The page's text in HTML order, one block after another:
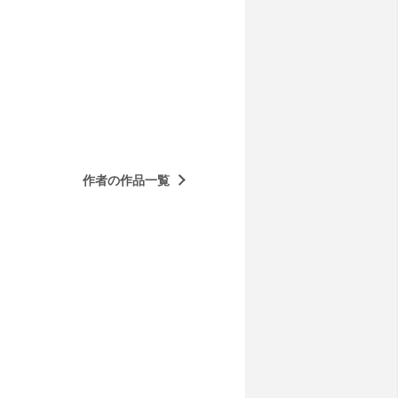
作者の作品一覧